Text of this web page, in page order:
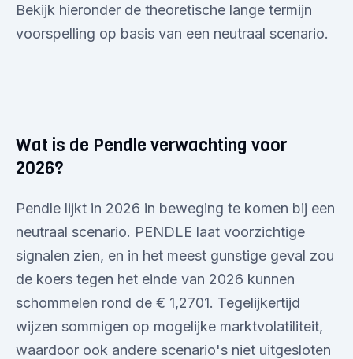
Bekijk hieronder de theoretische lange termijn
voorspelling op basis van een neutraal scenario.
Wat is de Pendle verwachting voor
2026?
Pendle lijkt in 2026 in beweging te komen bij een
neutraal scenario. PENDLE laat voorzichtige
signalen zien, en in het meest gunstige geval zou
de koers tegen het einde van 2026 kunnen
schommelen rond de € 1,2701. Tegelijkertijd
wijzen sommigen op mogelijke marktvolatiliteit,
waardoor ook andere scenario's niet uitgesloten